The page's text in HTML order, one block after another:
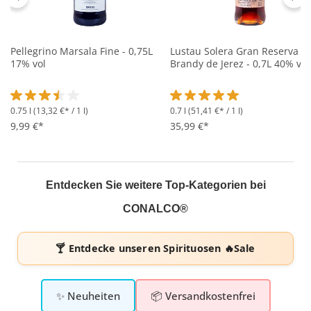
Pellegrino Marsala Fine - 0,75L
17% vol
Durchschnittliche Bewertung von 3.5 von 5 Sternen
0.75 l (13,32 €* / 1 l)
9,99 €*
Lustau Solera Gran Reserva
Brandy de Jerez - 0,7L 40% vol
Durchschnittliche
0.7 l (51,41 €* / 1 l)
35,99 €*
Entdecken Sie weitere Top-Kategorien bei
CONALCO®
🍸 Entdecke unserenSpirituosen 🔥Sale
✨ Neuheiten 📦 Versandkostenfrei